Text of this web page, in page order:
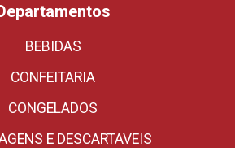
BEBIDAS
CONFEITARIA
CONGELADOS
E DESCARTAVEIS